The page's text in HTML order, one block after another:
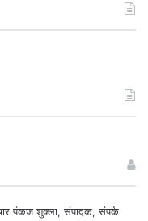
पंकज शुक्ला, संपादक, संपर्क